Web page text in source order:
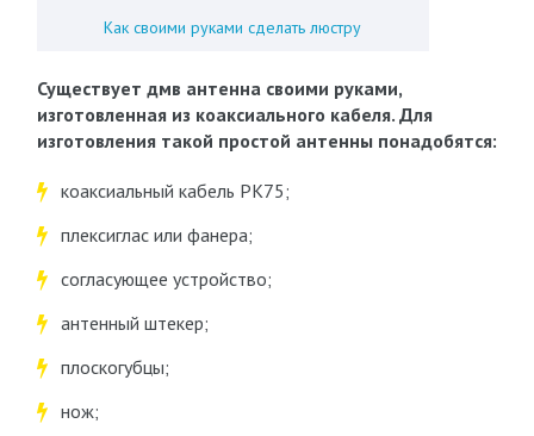
Как своими руками сделать люстру
Существует дмв антенна своими руками,
изготовленная из коаксиального кабеля. Для
изготовления такой простой антенны понадобятся:
коаксиальный кабель РК75;
плексиглас или фанера;
согласующее устройство;
антенный штекер;
плоскогубцы;
нож;